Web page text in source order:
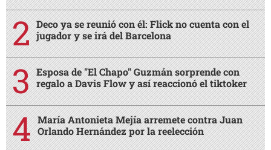
Deco ya se reunió con él: Flick no cuenta con el
jugador y se irá del Barcelona
Esposa de "El Chapo" Guzmán sorprende con
regalo a Davis Flow y así reaccionó el tiktoker
María Antonieta Mejía arremete contra Juan
Orlando Hernández por la reelección